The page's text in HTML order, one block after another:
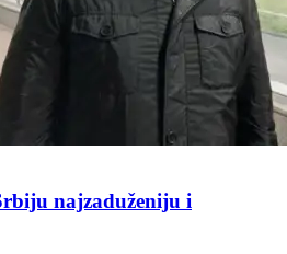
najzaduženiju i